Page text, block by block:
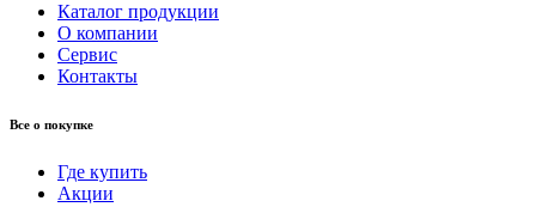
Каталог продукции
О компании
Сервис
Контакты
Все о покупке
Где купить
Акции